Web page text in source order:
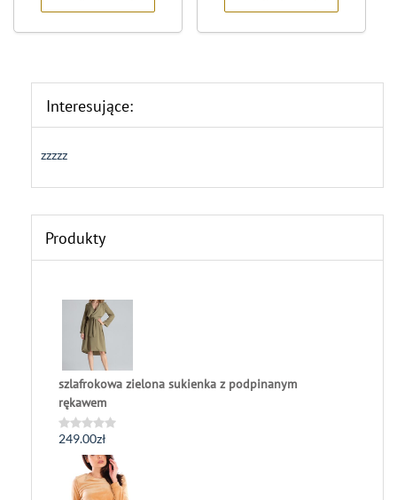
Interesujące:
zzzzz
Produkty
szlafrokowa zielona sukienka z podpinanym
rękawem
Oceniono
249.00zł